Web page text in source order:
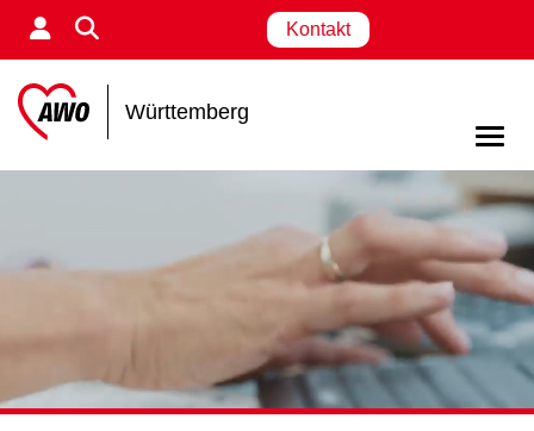
Kontakt
Württemberg